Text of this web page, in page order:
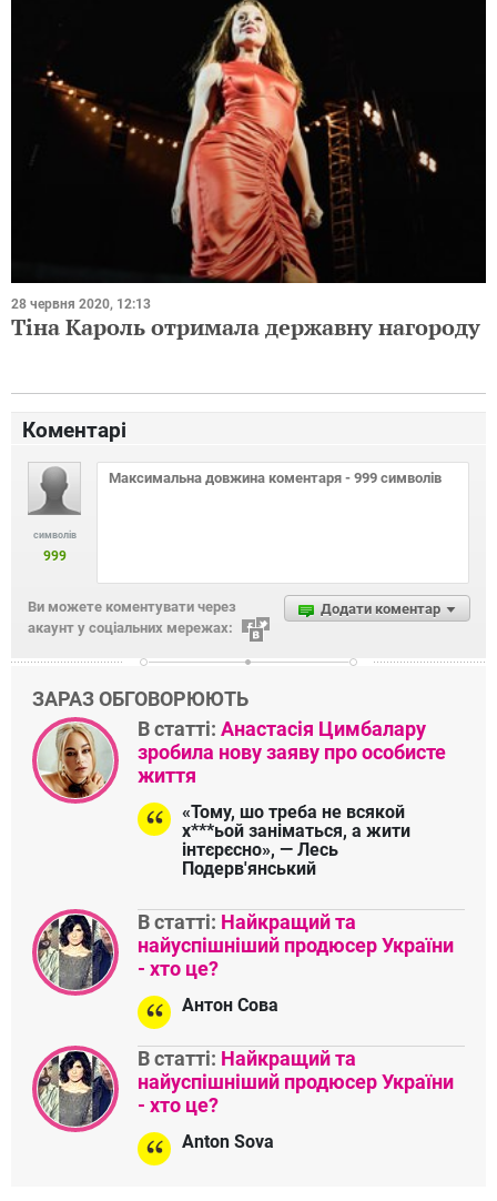
28 червня 2020, 12:13
Тіна Кароль отримала державну нагороду
Коментарі
символів
999
Додати коментар
Ви можете коментувати через
акаунт у соціальних мережах:
ЗАРАЗ ОБГОВОРЮЮТЬ
В статті: Анастасія Цимбалару
зробила нову заяву про особисте
життя
«Тому, шо треба не всякой
х***ьой заніматься, а жити
інтєрєсно», — Лесь
Подерв'янський
В статті: Найкращий та
найуспішніший продюсер України
- хто це?
Антон Сова
В статті: Найкращий та
найуспішніший продюсер України
- хто це?
Anton Sova